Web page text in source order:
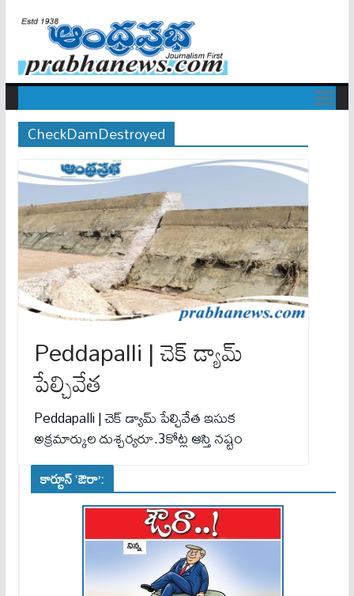
CheckDamDestroyed
Peddapalli | చెక్ డ్యామ్
పేల్చివేత
Peddapalli | చెక్ డ్యామ్ పేల్చివేత ఇసుక
అక్రమార్కుల దుశ్చర్యరూ.3కోట్ల ఆస్తి నష్టం
కార్టూన్ ‘ఔరా’: